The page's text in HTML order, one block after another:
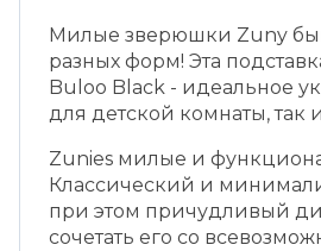
Милые зверюшки Zuny
разных форм! Эта
Buloo Black - идеальное
для детской комнаты, так
Zunies милые и
Классический и
при этом причудливый
сочетать его со